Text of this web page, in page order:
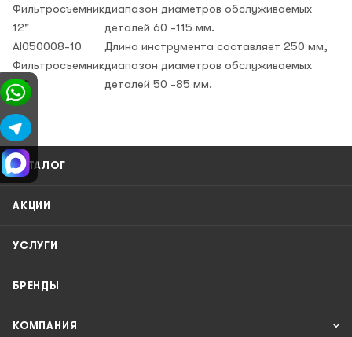
Фильтросъемник
12"
диапазон диаметров обслуживаемых
деталей 60 -115 мм.
AI050008-10
Фильтросъемник
10"
Длина инструмента составляет 250 мм,
диапазон диаметров обслуживаемых
деталей 50 -85 мм.
КАТАЛОГ
АКЦИИ
УСЛУГИ
БРЕНДЫ
КОМПАНИЯ